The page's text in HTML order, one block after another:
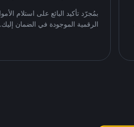
بمُجرّد تأكيد البائع على استلام
الرقمية الموجودة في الضمان إليك.